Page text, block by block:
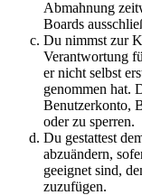
Abmahnung
Boards
Du nimmst zur
Verantwortung
er nicht selbst
genommen hat.
Benutzerkonto,
oder zu sperren.
Du gestattest
abzuändern,
geeignet sind,
zuzufügen.